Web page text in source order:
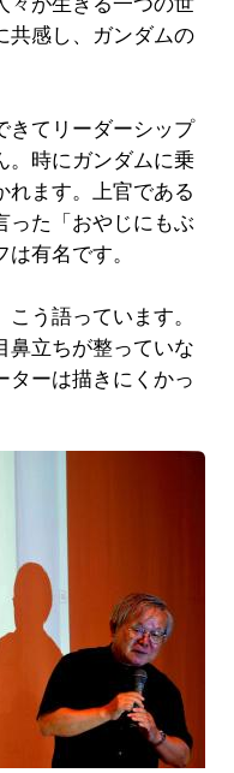
共感し、ガンダムの
てリーダーシップ
。時にガンダムに乗
れます。上官である
った「おやじにもぶ
有名です。
う語っています。
立ちが整っていな
ターは描きにくかっ